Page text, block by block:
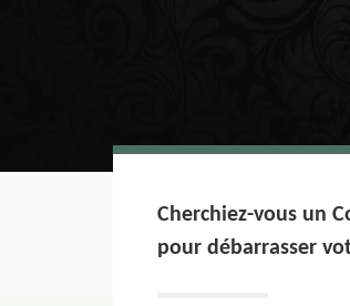
Cherchiez-vous un
pour débarrasser